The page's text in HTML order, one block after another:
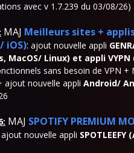
avec v 1.7.239 du 03/08/26)
MAJ Meilleurs sites +
iOS): ajout nouvelle appli
MacOS/ Linux) et appli
sans besoin de VPN +
ajout nouvelle appli Android/
: MAJ SPOTIFY PREMIUM
ajout nouvelle appli SPOTLEEFY